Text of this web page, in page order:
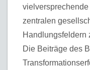
zentralen
Handlungsfeldern
Die Beiträge des